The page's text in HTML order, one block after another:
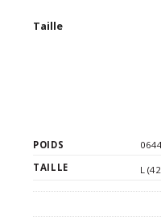
Taille
POIDS
TAILLE
L